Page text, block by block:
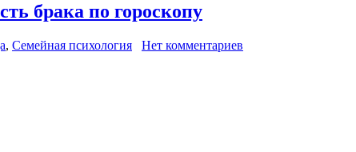
брака по гороскопу
, Семейная психология Нет комментариев